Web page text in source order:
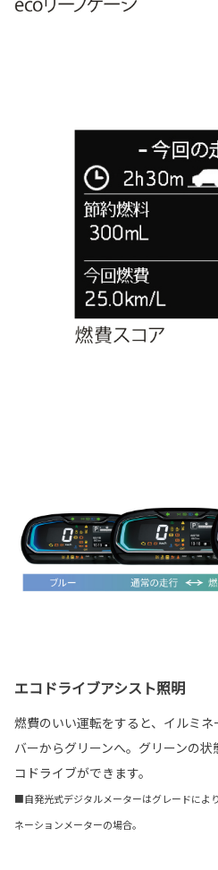
エコドライブアシスト照明
燃費のいい運転をすると、イルミ
バーからグリーンへ。グリーンの
コドライブができます。
■自発光式デジタルメーターはグレードによ
ネーションメーターの場合。